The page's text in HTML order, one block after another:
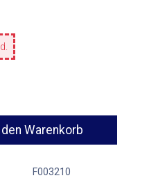
den Warenkorb
F003210